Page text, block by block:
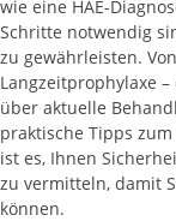
wie eine HAE-
Schritte notwendig
zu gewährleisten.
Langzeitprophylaxe
über aktuelle
praktische Tipps
ist es, Ihnen
zu vermitteln, damit
können.